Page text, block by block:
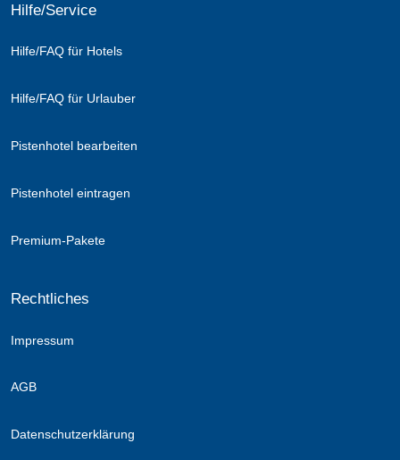
Hilfe/Service
Hilfe/FAQ für Hotels
Hilfe/FAQ für Urlauber
Pistenhotel bearbeiten
Pistenhotel eintragen
Premium-Pakete
Rechtliches
Impressum
AGB
Datenschutzerklärung